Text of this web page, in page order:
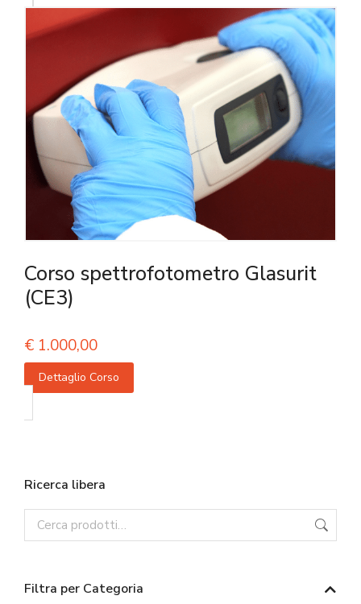
Corso spettrofotometro Glasurit
(CE3)
€ 1.000,00
Dettaglio Corso
Ricerca libera
Filtra per Categoria